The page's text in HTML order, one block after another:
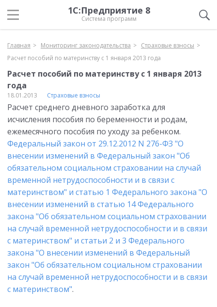
1С:Предприятие 8
Система программ
Главная Мониторинг законодательства
Страховые взносы
Расчет пособий по материнству с 1 января 2013 года
Расчет пособий по материнству с 1 января 2013
года
18.01.2013 Страховые взносы
Расчет среднего дневного заработка для
исчисления пособия по беременности и родам,
ежемесячного пособия по уходу за ребенком.
Федеральный закон от 29.12.2012 N 276-ФЗ "О
внесении изменений в Федеральный закон "Об
обязательном социальном страховании на случай
временной нетрудоспособности и в связи с
материнством" и статью 1 Федерального закона "О
внесении изменений в статью 14 Федерального
закона "Об обязательном социальном страховании
на случай временной нетрудоспособности и в связи
с материнством" и статьи 2 и 3 Федерального
закона "О внесении изменений в Федеральный
закон "Об обязательном социальном страховании
на случай временной нетрудоспособности и в связи
с материнством".